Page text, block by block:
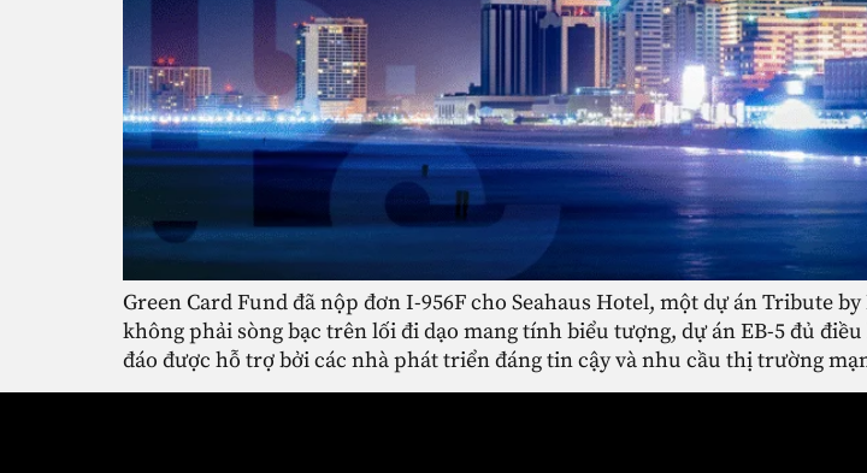
Green Card Fund đã nộp đơn I-956F cho Seahaus Hotel, một dự án Tribute
không phải sòng bạc trên lối đi dạo mang tính biểu tượng, dự án EB-5 đủ
đáo được hỗ trợ bởi các nhà phát triển đáng tin cậy và nhu cầu thị trường